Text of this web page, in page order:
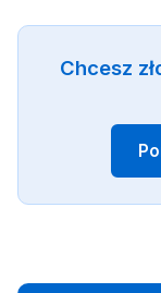
Chcesz